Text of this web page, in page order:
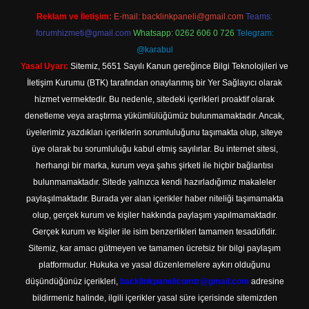
Reklam ve İletişim: E-mail: backlinkpaneli@gmail.com Teams:
forumhizmeti@gmail.com Whatsapp: 0262 606 0 726 Telegram:
@karabul
Yasal Uyarı: Sitemiz, 5651 Sayılı Kanun gereğince Bilgi Teknolojileri ve
İletişim Kurumu (BTK) tarafından onaylanmış bir Yer Sağlayıcı olarak
hizmet vermektedir. Bu nedenle, sitedeki içerikleri proaktif olarak
denetleme veya araştırma yükümlülüğümüz bulunmamaktadır. Ancak,
üyelerimiz yazdıkları içeriklerin sorumluluğunu taşımakta olup, siteye
üye olarak bu sorumluluğu kabul etmiş sayılırlar. Bu internet sitesi,
herhangi bir marka, kurum veya şahıs şirketi ile hiçbir bağlantısı
bulunmamaktadır. Sitede yalnızca kendi hazırladığımız makaleler
paylaşılmaktadır. Burada yer alan içerikler haber niteliği taşımamakta
olup, gerçek kurum ve kişiler hakkında paylaşım yapılmamaktadır.
Gerçek kurum ve kişiler ile isim benzerlikleri tamamen tesadüfidir.
Sitemiz, kar amacı gütmeyen ve tamamen ücretsiz bir bilgi paylaşım
platformudur. Hukuka ve yasal düzenlemelere aykırı olduğunu
düşündüğünüz içerikleri, backlinkpanelicomtr@gmail.com adresine
bildirmeniz halinde, ilgili içerikler yasal süre içerisinde sitemizden